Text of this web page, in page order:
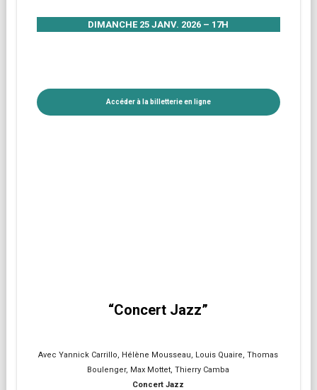
DIMANCHE 25 JANV. 2026 – 17H
Accéder à la billetterie en ligne
“Concert Jazz”
Avec Yannick Carrillo, Hélène Mousseau, Louis Quaire, Thomas
Boulenger, Max Mottet, Thierry Camba
Concert Jazz